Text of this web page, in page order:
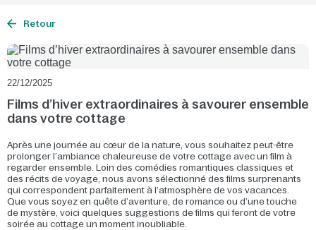
Retour
22/12/2025
Films d’hiver extraordinaires à savourer ensemble
dans votre cottage
Après une journée au cœur de la nature, vous souhaitez peut-être
prolonger l’ambiance chaleureuse de votre cottage avec un film à
regarder ensemble. Loin des comédies romantiques classiques et
des récits de voyage, nous avons sélectionné des films surprenants
qui correspondent parfaitement à l’atmosphère de vos vacances.
Que vous soyez en quête d’aventure, de romance ou d’une touche
de mystère, voici quelques suggestions de films qui feront de votre
soirée au cottage un moment inoubliable.